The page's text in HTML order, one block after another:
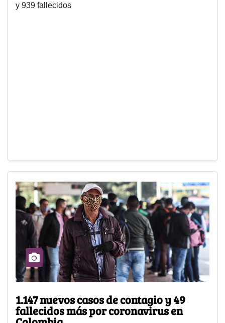
y 939 fallecidos
1.147 nuevos casos de contagio y 49
fallecidos más por coronavirus en